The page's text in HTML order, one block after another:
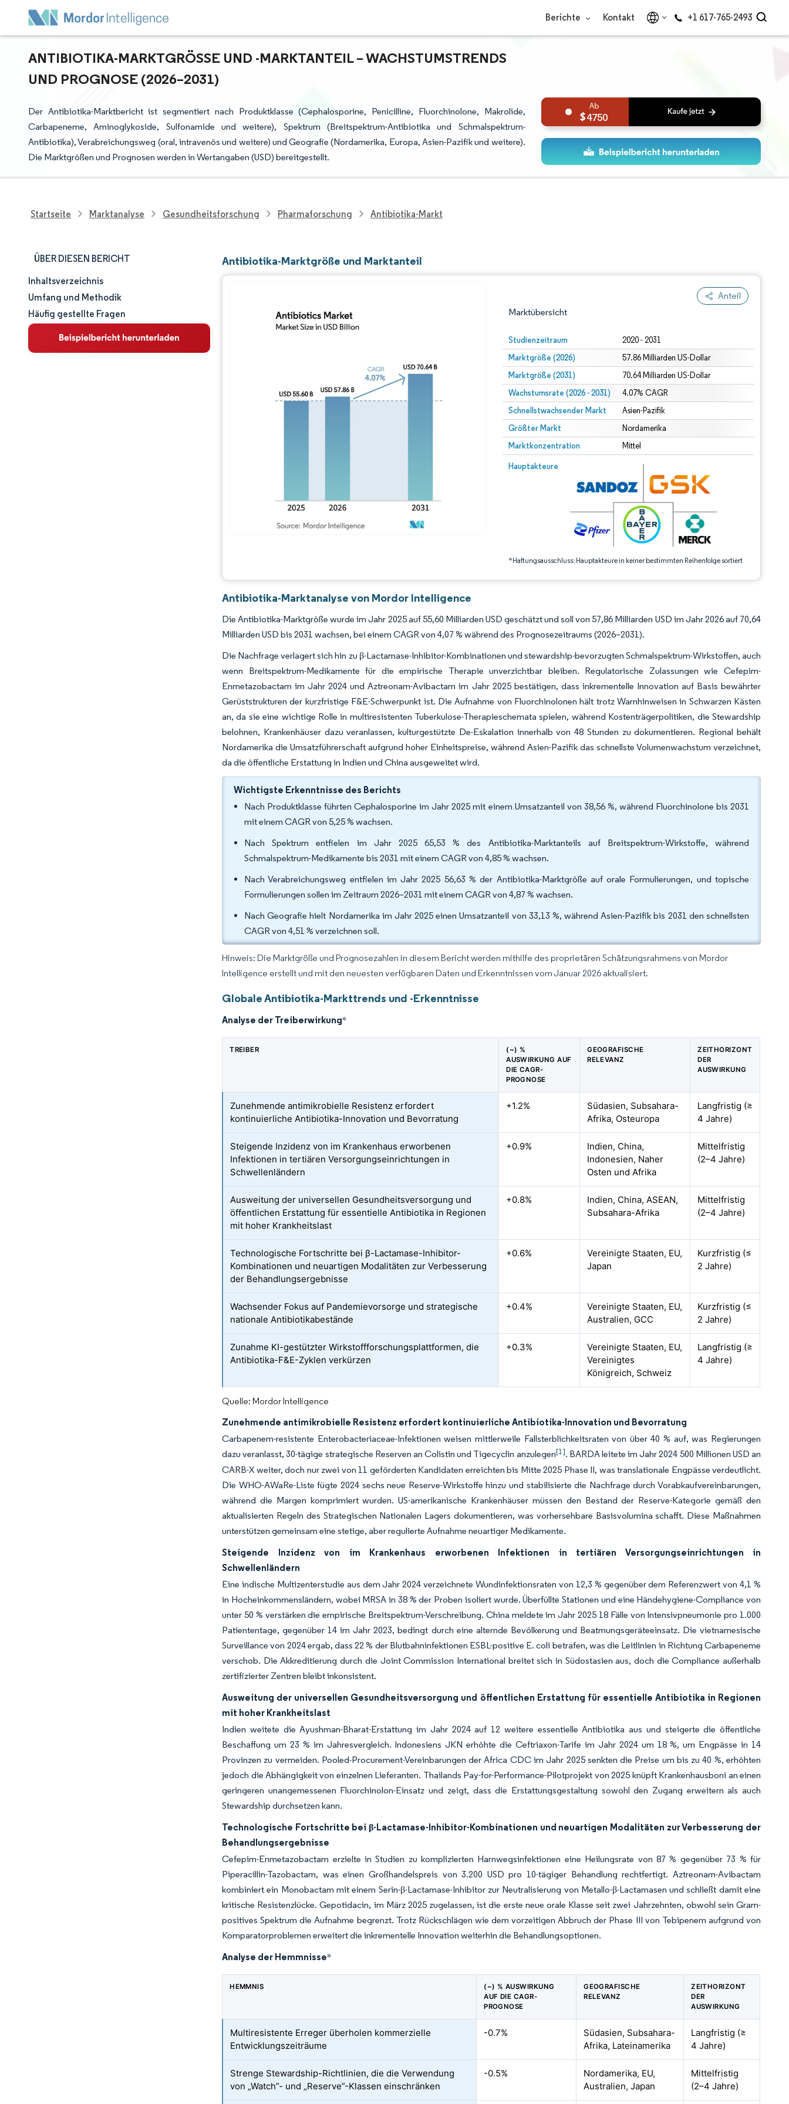
Berichte Kontakt +1 617-765-2493
ANTIBIOTIKA-MARKTGRÖSSE UND -MARKTANTEIL – WACHSTUMSTRENDS U
ND PROGNOSE (2026–2031)
Der Antibiotika-Marktbericht ist segmentiert nach Produktklasse (Cephalosporine, Penicilline, Fluorchinolone, Makrolide,
Carbapeneme, Aminoglykoside, Sulfonamide und weitere), Spektrum (Breitspektrum-Antibiotika und Schmalspektrum-
Antibiotika), Verabreichungsweg (oral, intravenös und weitere) und Geografie (Nordamerika, Europa, Asien-Pazifik und weitere).
Die Marktgrößen und Prognosen werden in Wertangaben (USD) bereitgestellt.
4750
Startseite Marktanalyse Gesundheitsforschung Pharmaforschung Antibiotika-Markt
ÜBER DIESEN BERICHT
Marktgröße und -anteil
Marktanalyse
Trends und Einblicke
Inhaltsverzeichnis
Umfang und Methodik
Häufig gestellte Fragen
Antibiotika-Marktgröße und Marktanteil
Anteil
Marktübersicht
Studienzeitraum 2020 - 2031
Marktgröße (2026) 57.86 Milliarden US-Dollar
Marktgröße (2031) 70.64 Milliarden US-Dollar
Wachstumsrate (2026 - 2031) 4.07% CAGR
Schnellstwachsender Markt Asien-Pazifik
Größter Markt Nordamerika
Marktkonzentration Mittel
Hauptakteure
*Haftungsausschluss: Hauptakteure in keiner bestimmten Reihenfolge sortiert
Bild © Mordor Intelligence. Wiederverwendung erfordert Namensnennung gemäß CC BY 4.0.
Bild © Mordor Intelligence. Wiederverwendung erfordert Namensnennung gemäß CC BY 4.0.
Antibiotika-Marktanalyse von Mordor Intelligence
Die Antibiotika-Marktgröße wurde im Jahr 2025 auf 55,60 Milliarden USD geschätzt und soll von 57,86 Milliarden USD im Jahr 2026 auf 70,64
Milliarden USD bis 2031 wachsen, bei einem CAGR von 4,07 % während des Prognosezeitraums (2026–2031).
Die Nachfrage verlagert sich hin zu β-Lactamase-Inhibitor-Kombinationen und stewardship-bevorzugten Schmalspektrum-Wirkstoffen, auch
wenn Breitspektrum-Medikamente für die empirische Therapie unverzichtbar bleiben. Regulatorische Zulassungen wie Cefepim-
Enmetazobactam im Jahr 2024 und Aztreonam-Avibactam im Jahr 2025 bestätigen, dass inkrementelle Innovation auf Basis bewährter
Gerüststrukturen der kurzfristige F&E-Schwerpunkt ist. Die Aufnahme von Fluorchinolonen hält trotz Warnhinweisen in Schwarzen Kästen
an, da sie eine wichtige Rolle in multiresistenten Tuberkulose-Therapieschemata spielen, während Kostenträgerpolitiken, die Stewardship
belohnen, Krankenhäuser dazu veranlassen, kulturgestützte De-Eskalation innerhalb von 48 Stunden zu dokumentieren. Regional behält
Nordamerika die Umsatzführerschaft aufgrund hoher Einheitspreise, während Asien-Pazifik das schnellste Volumenwachstum verzeichnet,
da die öffentliche Erstattung in Indien und China ausgeweitet wird.
Wichtigste Erkenntnisse des Berichts
Nach Produktklasse führten Cephalosporine im Jahr 2025 mit einem Umsatzanteil von 38,56 %, während Fluorchinolone bis 2031
mit einem CAGR von 5,25 % wachsen.
Nach Spektrum entfielen im Jahr 2025 65,53 % des Antibiotika-Marktanteils auf Breitspektrum-Wirkstoffe, während
Schmalspektrum-Medikamente bis 2031 mit einem CAGR von 4,85 % wachsen.
Nach Verabreichungsweg entfielen im Jahr 2025 56,63 % der Antibiotika-Marktgröße auf orale Formulierungen, und topische
Formulierungen sollen im Zeitraum 2026–2031 mit einem CAGR von 4,87 % wachsen.
Nach Geografie hielt Nordamerika im Jahr 2025 einen Umsatzanteil von 33,13 %, während Asien-Pazifik bis 2031 den schnellsten
CAGR von 4,51 % verzeichnen soll.
Hinweis: Die Marktgröße und Prognosezahlen in diesem Bericht werden mithilfe des proprietären Schätzungsrahmens von Mordor
Intelligence erstellt und mit den neuesten verfügbaren Daten und Erkenntnissen vom Januar 2026 aktualisiert.
Globale Antibiotika-Markttrends und -Erkenntnisse
Analyse der Treiberwirkung*
TREIBER
(~) %
AUSWIRKUNG AUF
DIE CAGR-
PROGNOSE
GEOGRAFISCHE
RELEVANZ
ZEITHORIZONT
DER
AUSWIRKUNG
Zunehmende antimikrobielle Resistenz erfordert
kontinuierliche Antibiotika-Innovation und Bevorratung
+1.2%
Südasien, Subsahara-
Afrika, Osteuropa
Langfristig (≥
4 Jahre)
Steigende Inzidenz von im Krankenhaus erworbenen
Infektionen in tertiären Versorgungseinrichtungen in
Schwellenländern
+0.9%
Indien, China,
Indonesien, Naher
Osten und Afrika
Mittelfristig
(2–4 Jahre)
Ausweitung der universellen Gesundheitsversorgung und
öffentlichen Erstattung für essentielle Antibiotika in Regionen
mit hoher Krankheitslast
+0.8%
Indien, China, ASEAN,
Subsahara-Afrika
Mittelfristig
(2–4 Jahre)
Technologische Fortschritte bei β-Lactamase-Inhibitor-
Kombinationen und neuartigen Modalitäten zur Verbesserung
der Behandlungsergebnisse
+0.6%
Vereinigte Staaten, EU,
Japan
Kurzfristig (≤
2 Jahre)
Wachsender Fokus auf Pandemievorsorge und strategische
nationale Antibiotikabestände
+0.4%
Vereinigte Staaten, EU,
Australien, GCC
Kurzfristig (≤
2 Jahre)
Zunahme KI-gestützter Wirkstoffforschungsplattformen, die
Antibiotika-F&E-Zyklen verkürzen
+0.3%
Vereinigte Staaten, EU,
Vereinigtes
Königreich, Schweiz
Langfristig (≥
4 Jahre)
Quelle: Mordor Intelligence
Zunehmende antimikrobielle Resistenz erfordert kontinuierliche Antibiotika-Innovation und Bevorratung
Carbapenem-resistente Enterobacteriaceae-Infektionen weisen mittlerweile Fallsterblichkeitsraten von über 40 % auf, was Regierungen
dazu veranlasst, 30-tägige strategische Reserven an Colistin und Tigecyclin anzulegen[1]. BARDA leitete im Jahr 2024 500 Millionen USD an
CARB-X weiter, doch nur zwei von 11 geförderten Kandidaten erreichten bis Mitte 2025 Phase II, was translationale Engpässe verdeutlicht.
Die WHO-AWaRe-Liste fügte 2024 sechs neue Reserve-Wirkstoffe hinzu und stabilisierte die Nachfrage durch Vorabkaufvereinbarungen,
während die Margen komprimiert wurden. US-amerikanische Krankenhäuser müssen den Bestand der Reserve-Kategorie gemäß den
aktualisierten Regeln des Strategischen Nationalen Lagers dokumentieren, was vorhersehbare Basisvolumina schafft. Diese Maßnahmen
unterstützen gemeinsam eine stetige, aber regulierte Aufnahme neuartiger Medikamente.
Steigende Inzidenz von im Krankenhaus erworbenen Infektionen in tertiären Versorgungseinrichtungen in
Schwellenländern
Eine indische Multizenterstudie aus dem Jahr 2024 verzeichnete Wundinfektionsraten von 12,3 % gegenüber dem Referenzwert von 4,1 %
in Hocheinkommensländern, wobei MRSA in 38 % der Proben isoliert wurde. Überfüllte Stationen und eine Händehygiene-Compliance von
unter 50 % verstärken die empirische Breitspektrum-Verschreibung. China meldete im Jahr 2025 18 Fälle von Intensivpneumonie pro 1.000
Patiententage, gegenüber 14 im Jahr 2023, bedingt durch eine alternde Bevölkerung und Beatmungsgeräteeinsatz. Die vietnamesische
Surveillance von 2024 ergab, dass 22 % der Blutbahninfektionen ESBL-positive E. coli betrafen, was die Leitlinien in Richtung Carbapeneme
verschob. Die Akkreditierung durch die Joint Commission International breitet sich in Südostasien aus, doch die Compliance außerhalb
zertifizierter Zentren bleibt inkonsistent.
Ausweitung der universellen Gesundheitsversorgung und öffentlichen Erstattung für essentielle Antibiotika in Regionen
mit hoher Krankheitslast
Indien weitete die Ayushman-Bharat-Erstattung im Jahr 2024 auf 12 weitere essentielle Antibiotika aus und steigerte die öffentliche
Beschaffung um 23 % im Jahresvergleich. Indonesiens JKN erhöhte die Ceftriaxon-Tarife im Jahr 2024 um 18 %, um Engpässe in 14
Provinzen zu vermeiden. Pooled-Procurement-Vereinbarungen der Africa CDC im Jahr 2025 senkten die Preise um bis zu 40 %, erhöhten
jedoch die Abhängigkeit von einzelnen Lieferanten. Thailands Pay-for-Performance-Pilotprojekt von 2025 knüpft Krankenhausboni an einen
geringeren unangemessenen Fluorchinolon-Einsatz und zeigt, dass die Erstattungsgestaltung sowohl den Zugang erweitern als auch
Stewardship durchsetzen kann.
Technologische Fortschritte bei β-Lactamase-Inhibitor-Kombinationen und neuartigen Modalitäten zur Verbesserung der
Behandlungsergebnisse
Cefepim-Enmetazobactam erzielte in Studien zu komplizierten Harnwegsinfektionen eine Heilungsrate von 87 % gegenüber 73 % für
Piperacillin-Tazobactam, was einen Großhandelspreis von 3.200 USD pro 10-tägiger Behandlung rechtfertigt. Aztreonam-Avibactam
kombiniert ein Monobactam mit einem Serin-β-Lactamase-Inhibitor zur Neutralisierung von Metallo-β-Lactamasen und schließt damit eine
kritische Resistenzlücke. Gepotidacin, im März 2025 zugelassen, ist die erste neue orale Klasse seit zwei Jahrzehnten, obwohl sein Gram-
positives Spektrum die Aufnahme begrenzt. Trotz Rückschlägen wie dem vorzeitigen Abbruch der Phase III von Tebipenem aufgrund von
Komparatorproblemen erweitert die inkrementelle Innovation weiterhin die Behandlungsoptionen.
Analyse der Hemmnisse*
HEMMNIS
(~) % AUSWIRKUNG
AUF DIE CAGR-
PROGNOSE
GEOGRAFISCHE
RELEVANZ
ZEITHORIZONT
DER
AUSWIRKUNG
Multiresistente Erreger überholen kommerzielle
Entwicklungszeiträume
-0.7%
Südasien, Subsahara-
Afrika, Lateinamerika
Langfristig (≥
4 Jahre)
Strenge Stewardship-Richtlinien, die die Verwendung
von „Watch”- und „Reserve”-Klassen einschränken
-0.5%
Nordamerika, EU,
Australien, Japan
Mittelfristig
(2–4 Jahre)